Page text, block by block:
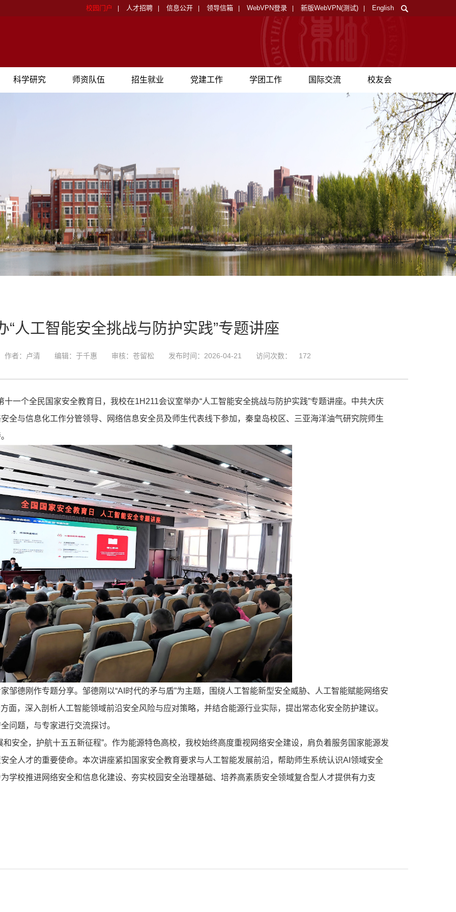
校园门户 人才招聘 信息公开 领导信箱 WebVPN登录 新版WebVPN(测试) English
科学研究 师资队伍 招生就业 党建工作 学团工作 国际交流 校友会
“人工智能安全挑战与防护实践”专题讲座
作者：卢清 编辑：于千惠 审核：苍留松 发布时间：2026-04-21 访问次数： 172
一个全民国家安全教育日，我校在1H211会议室举办“人工智能安全挑战与防护实践”专题讲座。中共大庆
全与信息化工作分管领导、网络信息安全员及师生代表线下参加，秦皇岛校区、三亚海洋油气研究院师生
邹德刚作专题分享。邹德刚以“AI时代的矛与盾”为主题，围绕人工智能新型安全威胁、人工智能赋能网络安
面，深入剖析人工智能领域前沿安全风险与应对策略，并结合能源行业实际，提出常态化安全防护建议。
问题，与专家进行交流探讨。
安全，护航十五五新征程”。作为能源特色高校，我校始终高度重视网络安全建设，肩负着服务国家能源发
全人才的重要使命。本次讲座紧扣国家安全教育要求与人工智能发展前沿，帮助师生系统认识AI领域安全
学校推进网络安全和信息化建设、夯实校园安全治理基础、培养高素质安全领域复合型人才提供有力支